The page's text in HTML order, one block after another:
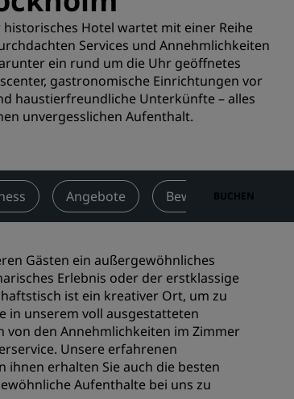
Reisevorschläge
Familienfreundliche Hotels
Rad Pets
Hochzeitslocations
Nachhaltige Aufenthalte
Geschäftsreisender
Hotels im Stadtzentrum
Besuchen Sie unseren Blog
Radisson Rewards
Entdecken Sie Radisson Rewards
Vorteile
So verwenden Sie Punkte
So sammeln Sie Punkte
Bookers and Planners
historisches Hotel wartet mit einer Reihe
Services und Annehmlichkeiten
ein rund um die Uhr geöffnetes
gastronomische Einrichtungen vor
haustierfreundliche Unterkünfte – alles
unvergesslichen Aufenthalt.
Angebote Bewertungen
BUCHEN
Gästen ein außergewöhnliches
Erlebnis oder der erstklassige
ist ein kreativer Ort, um zu
in unserem voll ausgestatteten
von den Annehmlichkeiten im Zimmer
Unsere erfahrenen
ihnen erhalten Sie auch die besten
Aufenthalte bei uns zu